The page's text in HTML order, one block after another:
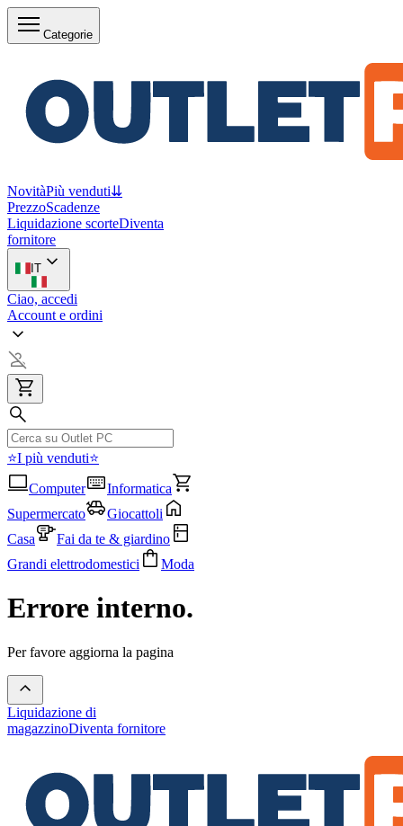
Categorie
NovitàPiù venduti⇊
PrezzoScadenze
Liquidazione scorteDiventa
fornitore
IT
Ciao, accedi
Account e ordini
⭐I più venduti⭐
Computer
Informatica
Supermercato
Giocattoli
Casa
Fai da te & giardino
Grandi elettrodomestici
Moda
Errore interno.
Per favore aggiorna la pagina
Liquidazione di
magazzinoDiventa fornitore